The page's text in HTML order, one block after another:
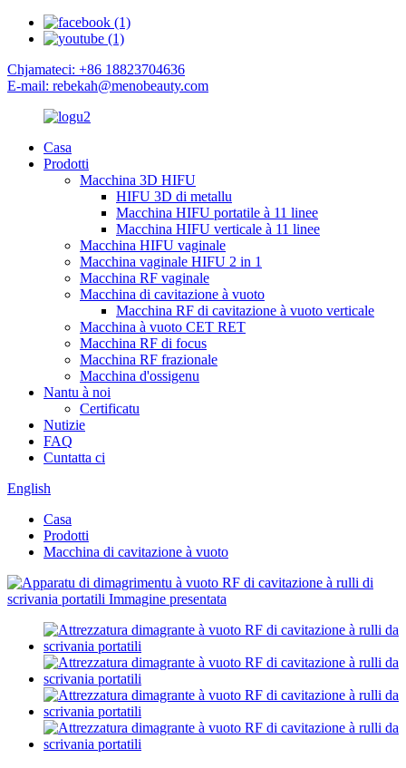
Chjamateci: +86 18823704636
E-mail: rebekah@menobeauty.com
Casa
Prodotti
Macchina 3D HIFU
HIFU 3D di metallu
Macchina HIFU portatile à 11 linee
Macchina HIFU verticale à 11 linee
Macchina HIFU vaginale
Macchina vaginale HIFU 2 in 1
Macchina RF vaginale
Macchina di cavitazione à vuoto
Macchina RF di cavitazione à vuoto verticale
Macchina à vuoto CET RET
Macchina RF di focus
Macchina RF frazionale
Macchina d'ossigenu
Nantu à noi
Certificatu
Nutizie
FAQ
Cuntatta ci
English
Casa
Prodotti
Macchina di cavitazione à vuoto